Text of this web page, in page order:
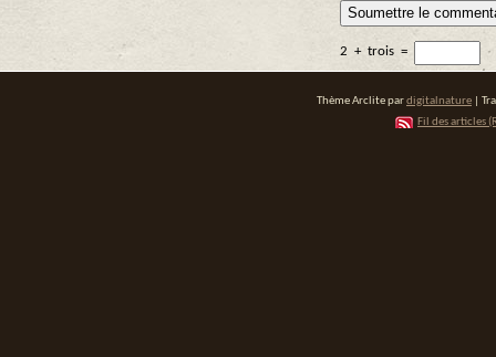
2 + trois =
Thème Arclite pardigitalnature |
Fil des articles